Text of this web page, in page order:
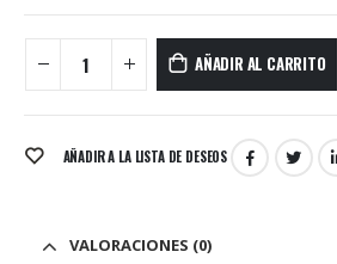
AÑADIR AL CARRITO
AÑADIR A LA LISTA DE DESEOS
VALORACIONES (0)